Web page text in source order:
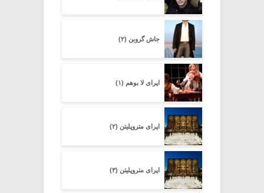
جاش گروبن (۲)
اپرای لا بوهم (۱)
اپرای متروپلیتن (۲)
اپرای متروپلیتن (۳)